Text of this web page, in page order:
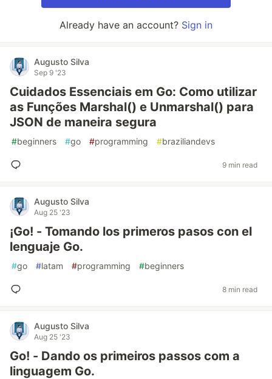
Already have an account? Sign in
Augusto Silva
Sep 9 '23
Cuidados Essenciais em Go: Como utilizar
as Funções Marshal() e Unmarshal() para
JSON de maneira segura
#beginners #go #programming #braziliandevs
9 min read
Augusto Silva
Aug 25 '23
¡Go! - Tomando los primeros pasos con el
lenguaje Go.
#go #latam #programming #beginners
8 min read
Augusto Silva
Aug 25 '23
Go! - Dando os primeiros passos com a
linguagem Go.